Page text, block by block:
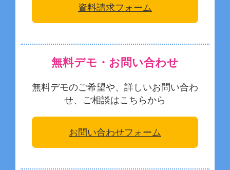
資料請求フォーム
無料デモ・お問い合わせ
無料デモのご希望や、詳しいお問い合わ
せ、ご相談はこちらから
お問い合わせフォーム